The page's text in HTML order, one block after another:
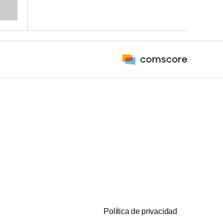
Política de privacidad